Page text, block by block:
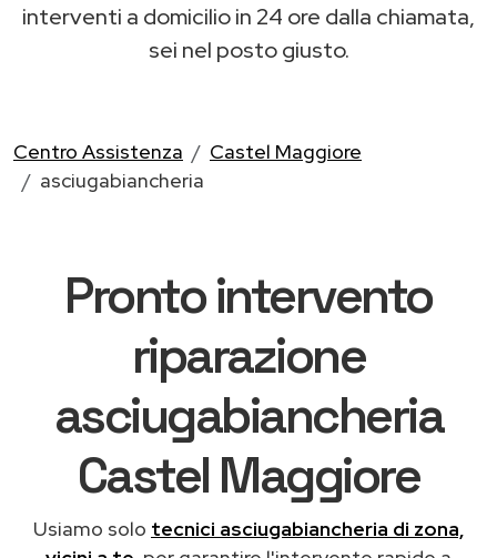
interventi a domicilio in 24 ore dalla chiamata,
sei nel posto giusto.
Centro Assistenza
Castel Maggiore
asciugabiancheria
Pronto intervento
riparazione
asciugabiancheria
Castel Maggiore
Usiamo solo tecnici asciugabiancheria di zona,